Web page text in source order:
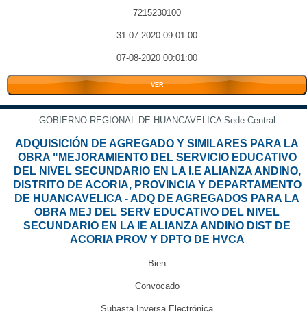
7215230100
31-07-2020 09:01:00
07-08-2020 00:01:00
VER
GOBIERNO REGIONAL DE HUANCAVELICA Sede Central
ADQUISICIÓN DE AGREGADO Y SIMILARES PARA LA
OBRA "MEJORAMIENTO DEL SERVICIO EDUCATIVO
DEL NIVEL SECUNDARIO EN LA I.E ALIANZA ANDINO,
DISTRITO DE ACORIA, PROVINCIA Y DEPARTAMENTO
DE HUANCAVELICA - ADQ DE AGREGADOS PARA LA
OBRA MEJ DEL SERV EDUCATIVO DEL NIVEL
SECUNDARIO EN LA IE ALIANZA ANDINO DIST DE
ACORIA PROV Y DPTO DE HVCA
Bien
Convocado
Subasta Inversa Electrónica